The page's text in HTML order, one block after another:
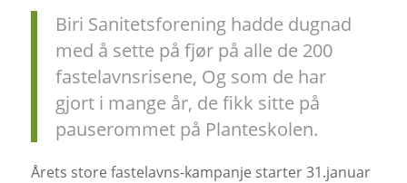
Biri Sanitetsforening hadde dugnad
med å sette på fjør på alle de 200
fastelavnsrisene, Og som de har
gjort i mange år, de fikk sitte på
pauserommet på Planteskolen.
Årets store fastelavns-kampanje starter 31.januar